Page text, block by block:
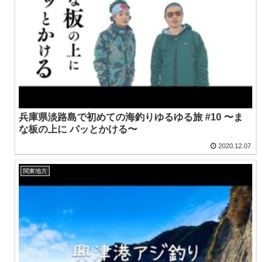
兵庫県淡路島で初めての海釣りゆるゆる旅 #10 〜ま
な板の上に パッとかける〜
2020.12.07
関東地方